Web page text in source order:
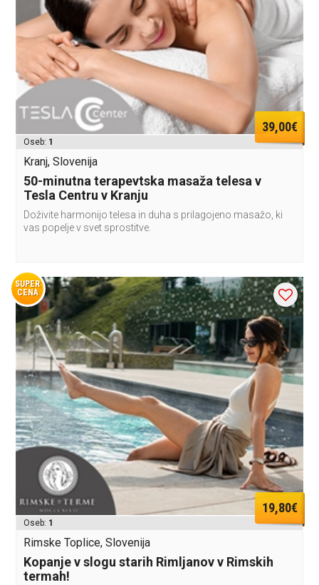
39,00€
Oseb: 1
Kranj, Slovenija
50-minutna terapevtska masaža telesa v
Tesla Centru v Kranju
Doživite harmonijo telesa in duha s prilagojeno masažo, ki
vas popelje v svet sprostitve.
SUPER
CENA
19,80€
Oseb: 1
Rimske Toplice, Slovenija
Kopanje v slogu starih Rimljanov v Rimskih
termah!